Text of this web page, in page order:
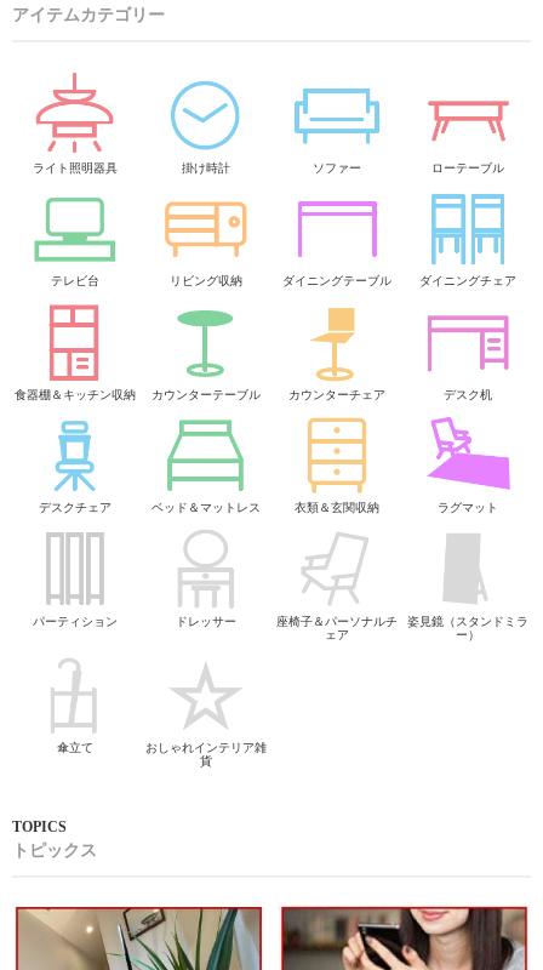
アイテムカテゴリー
ライト照明器具 掛け時計 ソファー ローテーブル
テレビ台 リビング収納 ダイニングテーブル ダイニングチェア
食器棚＆キッチン収納 カウンターテーブル カウンターチェア デスク机
デスクチェア ベッド＆マットレス 衣類＆玄関収納 ラグマット
パーティション ドレッサー
座椅子＆パーソナルチ
ェア
姿見鏡（スタンドミラ
ー）
傘立て
おしゃれインテリア雑
貨
トピックス